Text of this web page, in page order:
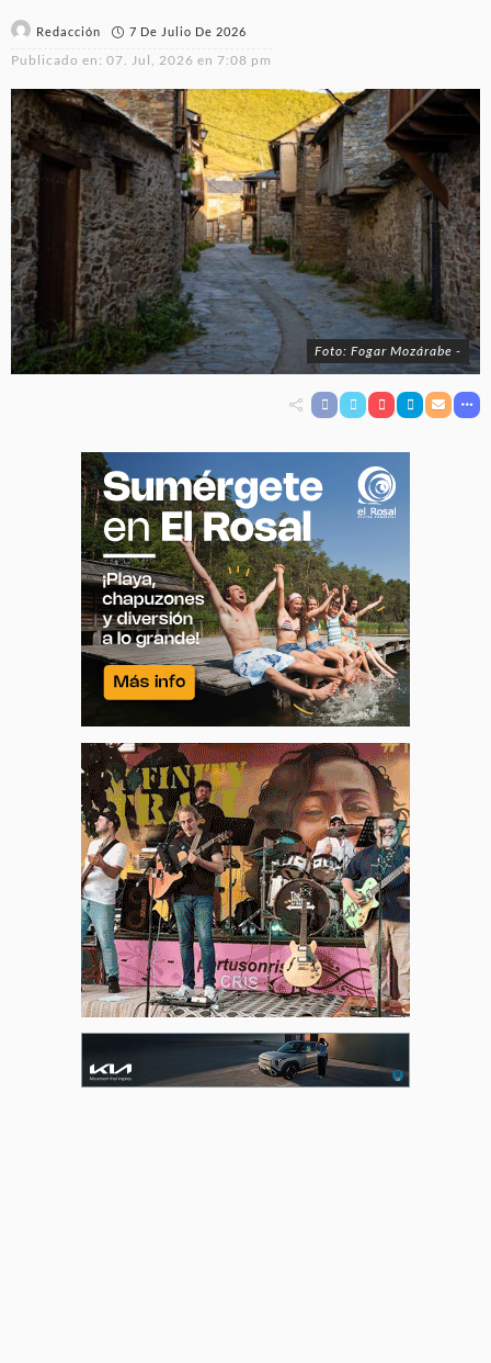
Redacción 7 De Julio De 2026
Publicado en: 07. Jul, 2026 en 7:08 pm
Foto: Fogar Mozárabe -